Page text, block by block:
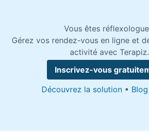
Vous êtes
Gérez vos rendez-vous en ligne et
activité avec Terapiz.
Inscrivez-vous
Découvrez la solution•